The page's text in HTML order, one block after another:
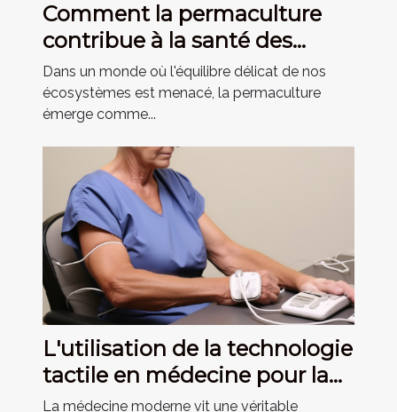
Comment la permaculture
contribue à la santé des
écosystèmes et des individus
Dans un monde où l'équilibre délicat de nos
écosystèmes est menacé, la permaculture
émerge comme...
L'utilisation de la technologie
tactile en médecine pour la
rééducation
La médecine moderne vit une véritable